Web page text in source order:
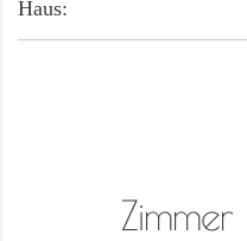
Haus: